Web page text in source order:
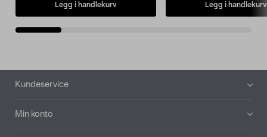
Legg i handlekurv Legg i handlekurv
Bunntekst
Kundeservice
Min konto